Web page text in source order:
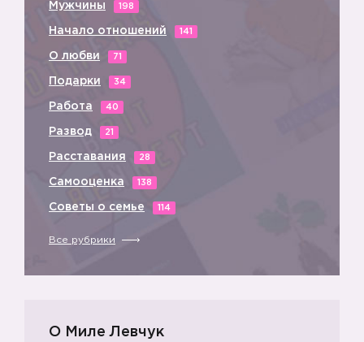
Мужчины 198
Начало отношений 141
О любви 71
Подарки 34
Работа 40
Развод 21
Расставания 28
Самооценка 138
Советы о семье 114
Все рубрики
О Миле Левчук